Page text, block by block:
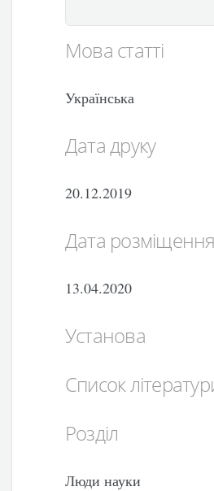
Мова статті
Українська
Дата друку
20.12.2019
Дата
13.04.2020
Установа
Список
Розділ
Люди науки